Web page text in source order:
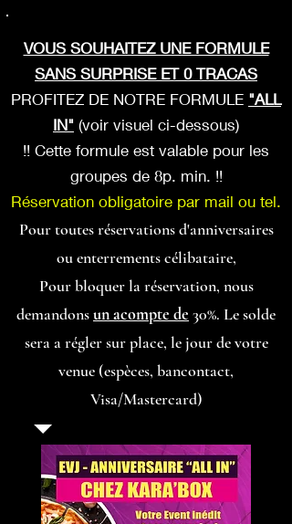
VOUS SOUHAITEZ UNE FORMULE
SANS SURPRISE ET 0 TRACAS
PROFITEZ DE NOTRE FORMULE "ALL
IN" (voir visuel ci-dessous)
!! Cette formule est valable pour les
groupes de 8p. min. !!
Réservation obligatoire par mail ou tel.
Pour toutes réservations d'anniversaires
ou enterrements célibataire,
Pour bloquer la réservation, nous
demandonsun acompte de 30%. Le solde
sera a régler sur place, le jour de votre
venue (espèces, bancontact,
Visa/Mastercard)